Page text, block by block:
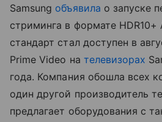
Samsung объявила о запуске
стриминга в формате
стандарт стал доступен в
Prime Video на телевизорах
года. Компания обошла всех
один другой производитель
предлагает оборудования с